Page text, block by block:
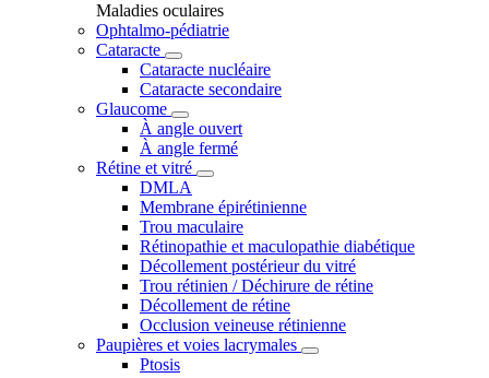
Maladies oculaires
Ophtalmo-pédiatrie
Cataracte
Cataracte nucléaire
Cataracte secondaire
Glaucome
À angle ouvert
À angle fermé
Rétine et vitré
DMLA
Membrane épirétinienne
Trou maculaire
Rétinopathie et maculopathie diabétique
Décollement postérieur du vitré
Trou rétinien / Déchirure de rétine
Décollement de rétine
Occlusion veineuse rétinienne
Paupières et voies lacrymales
Ptosis